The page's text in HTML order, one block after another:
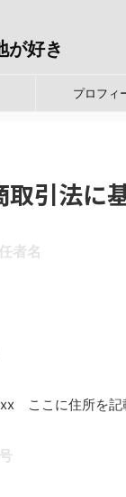
が好き
プロフィ
取引法に
者名
ここに住所を記